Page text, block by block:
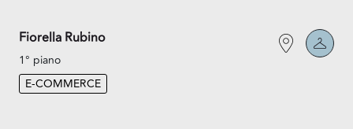
Fiorella Rubino
1° piano
E-COMMERCE